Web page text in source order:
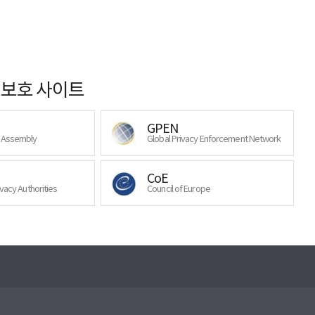
호 사이트
GPEN
Global Privacy Enforcement Network
Authorities
CoE
Council of Europe